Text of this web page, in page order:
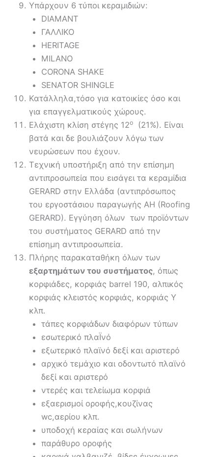
Υπάρχουν 6 τύποι κεραμιδιών:
DΙΑΜΑΝΤ
ΓΑΛΛΙΚΟ
HERITAGE
MILANO
CORONA SHAKE
SENATOR SHINGLE
Κατάλληλα,τόσο για κατοικίες όσο και
για επαγγελματικούς χώρους.
Ελάχιστη κλίση στέγης 12ο
(21%). Είναι
βατά και δε βουλιάζουν λόγω των
νευρώσεων που έχουν.
Τεχνική υποστήριξη από την επίσημη
αντιπροσωπεία που εισάγει τα κεραμίδια
GERARD στην Ελλάδα (αντιπρόσωπος
τoυ εργοστάσιου παραγωγής AH (Roofing
GERARD). Εγγύηση όλων των προϊόντων
του συστήματος GERARD από την
επίσημη αντιπροσωπεία.
Πλήρης παρακαταθήκη όλων των
εξαρτημάτων του συστήματος, όπως
κορφιάδες, κορφιάς barrel 190, αλπικός
κορφιάς κλειστός κορφιάς, κορφιάς Υ
κλπ.
τάπες κορφιάδων διαφόρων τύπων
εσωτερικό πλαΪνό
εξωτερικό πλαϊνό δεξί και αριστερό
αρχικό τεμάχιο και οδοντωτό πλαϊνό
δεξί και αριστερό
ντερές και τελείωμα κορφιά
εξαερισμοί οροφής,κουζίνας
wc,αερίου κλπ.
υποδοχή κεραίας και σωλήνων
παράθυρο οροφής